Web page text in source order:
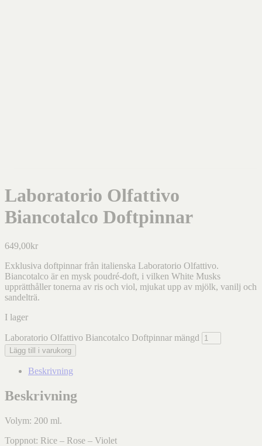
Laboratorio Olfattivo
Biancotalco Doftpinnar
649,00kr
Exklusiva doftpinnar från italienska Laboratorio Olfattivo.
Biancotalco är en mysk poudré-doft, i vilken White Musks
upprätthåller tonerna av ris och viol, mjukat upp av mjölk, vanilj och
sandelträ.
I lager
Laboratorio Olfattivo Biancotalco Doftpinnar mängd
Lägg till i varukorg
Beskrivning
Beskrivning
Volym: 200 ml.
Toppnot: Rice – Rose – Violet